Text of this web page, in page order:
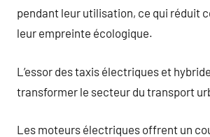
pendant leur utilisation, ce qui réduit
leur empreinte écologique.
L’essor des taxis électriques et
transformer le secteur du transport
Les moteurs électriques offrent un